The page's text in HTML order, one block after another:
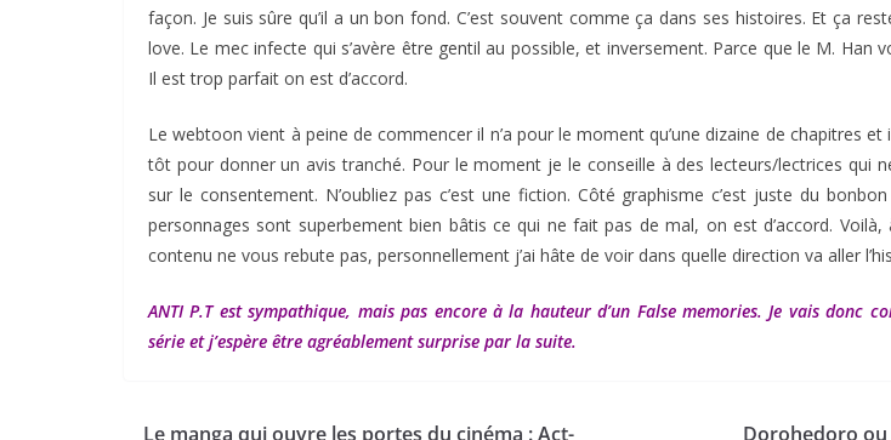
façon. Je suis sûre qu’il a un bon fond. C’est souvent comme ça dans ses histoires. Et ça
love. Le mec infecte qui s’avère être gentil au possible, et inversement. Parce que le M. Han
Il est trop parfait on est d’accord.
Le webtoon vient à peine de commencer il n’a pour le moment qu’une dizaine de chapitres et
tôt pour donner un avis tranché. Pour le moment je le conseille à des lecteurs/lectrices qui
sur le consentement. N’oubliez pas c’est une fiction. Côté graphisme c’est juste du
personnages sont superbement bien bâtis ce qui ne fait pas de mal, on est d’accord.
contenu ne vous rebute pas, personnellement j’ai hâte de voir dans quelle direction va aller
ANTI P.T est sympathique, mais pas encore à la hauteur d’un False memories. Je vais donc
série et j’espère être agréablement surprise par la suite.
Le manga qui ouvre les portes du cinéma : Act-
Dorohedoro ou